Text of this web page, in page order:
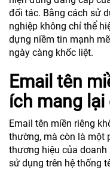
đối tác. Bằng cách sử
nghiệp không chỉ thể
dựng niềm tin mạnh
ngày càng khốc liệt.
Email tên
ích mang
Email tên miền riêng
thường, mà còn là một
thương hiệu của
sử dụng trên hệ thống